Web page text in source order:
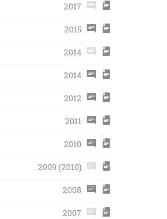
2017
2015
2014
2014
2012
2011
2010
2009 (2010)
2008
2007